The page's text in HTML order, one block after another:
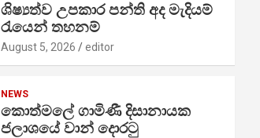
ශිෂ්‍යත්ව උපකාර පන්ති අද මැදියම්
රැයෙන් තහනම්
August 5, 2026 editor
NEWS
කොත්මලේ ගාමිණී දිසානායක
ජලාශයේ වාන් දොරටු